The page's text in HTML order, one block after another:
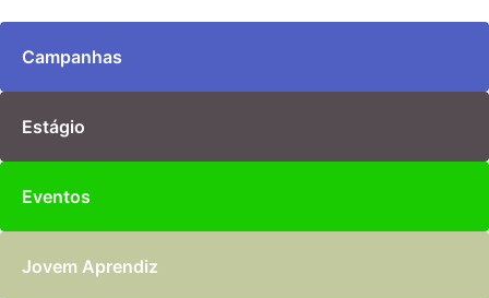
Campanhas
Estágio
Eventos
Jovem Aprendiz